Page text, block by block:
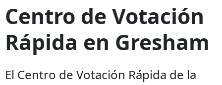
Centro de Votación
Rápida en Gresham
El Centro de Votación Rápida de la